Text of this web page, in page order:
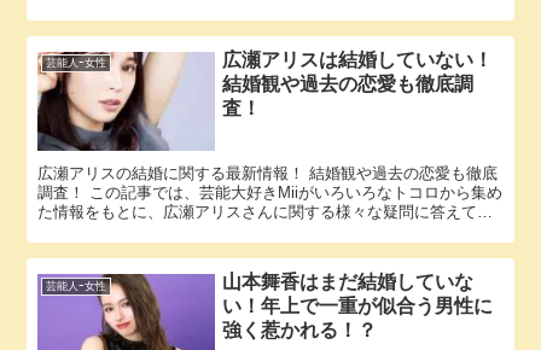
芸能人ｰ女性
広瀬アリスは結婚していない！
結婚観や過去の恋愛も徹底調
査！
広瀬アリスの結婚に関する最新情報！ 結婚観や過去の恋愛も徹底
調査！ この記事では、芸能大好きMiiがいろいろなトコロから集め
た情報をもとに、広瀬アリスさんに関する様々な疑問に答えてい
芸能人ｰ女性
山本舞香はまだ結婚していな
い！年上で一重が似合う男性に
強く惹かれる！？